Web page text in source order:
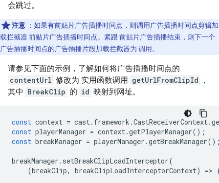
会跳过。
注意 ：如果有前贴片广告插播时间点，则调用广告插播时间点剪辑加
载拦截器 前贴片广告插播时间点。紧跟 前贴片广告插播结束，则下一个
广告插播时间点的广告插播片段加载拦截器为 调用。
请参见下面的示例，了解如何将广告插播时间点的
contentUrl 修改为 实用函数调用 getUrlFromClipId
，
其中 BreakClip 的 id 映射到网址。
const context = cast. framework .CastReceiverContext.
const playerManager = context.getPlayerManager();
const breakManager = playerManager .getBreakManager
breakManager . setBreakClipLoadInterceptor(
(breakClip, breakClipLoadInterceptorContext) =>